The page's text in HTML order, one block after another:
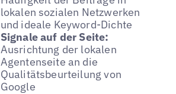
lokalen sozialen Netzwerken
und ideale Keyword-Dichte
Signale auf der Seite:
Ausrichtung der lokalen
Agentenseite an die
Qualitätsbeurteilung von
Google